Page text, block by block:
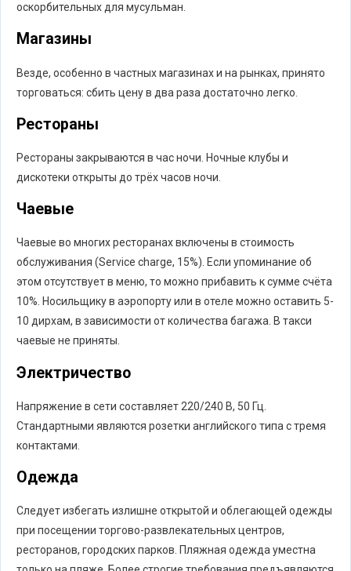
оскорбительных для мусульман.
Магазины
Везде, особенно в частных магазинах и на рынках, принято
торговаться: сбить цену в два раза достаточно легко.
Рестораны
Рестораны закрываются в час ночи. Ночные клубы и
дискотеки открыты до трёх часов ночи.
Чаевые
Чаевые во многих ресторанах включены в стоимость
обслуживания (Service charge, 15%). Если упоминание об
этом отсутствует в меню, то можно прибавить к сумме счёта
10%. Носильщику в аэропорту или в отеле можно оставить 5-
10 дирхам, в зависимости от количества багажа. В такси
чаевые не приняты.
Электричество
Напряжение в сети составляет 220/240 В, 50 Гц.
Стандартными являются розетки английского типа с тремя
контактами.
Одежда
Следует избегать излишне открытой и облегающей одежды
при посещении торгово-развлекательных центров,
ресторанов, городских парков. Пляжная одежда уместна